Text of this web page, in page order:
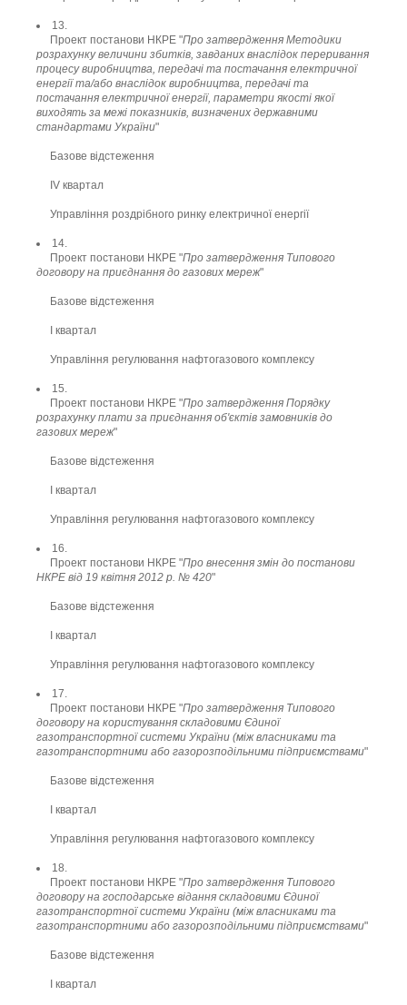
13.
Проект постанови НКРЕ "Про затвердження Методики
розрахунку величини збитків, завданих внаслідок переривання
процесу виробництва, передачі та постачання електричної
енергії та/або внаслідок виробництва, передачі та
постачання електричної енергії, параметри якості якої
виходять за межі показників, визначених державними
стандартами України"
Базове відстеження
ІV квартал
Управління роздрібного ринку електричної енергії
14.
Проект постанови НКРЕ "Про затвердження Типового
договору на приєднання до газових мереж"
Базове відстеження
І квартал
Управління регулювання нафтогазового комплексу
15.
Проект постанови НКРЕ "Про затвердження Порядку
розрахунку плати за приєднання об'єктів замовників до
газових мереж"
Базове відстеження
І квартал
Управління регулювання нафтогазового комплексу
16.
Проект постанови НКРЕ "Про внесення змін до постанови
НКРЕ від 19 квітня 2012 р. № 420"
Базове відстеження
І квартал
Управління регулювання нафтогазового комплексу
17.
Проект постанови НКРЕ "Про затвердження Типового
договору на користування складовими Єдиної
газотранспортної системи України (між власниками та
газотранспортними або газорозподільними підприємствами"
Базове відстеження
І квартал
Управління регулювання нафтогазового комплексу
18.
Проект постанови НКРЕ "Про затвердження Типового
договору на господарське відання складовими Єдиної
газотранспортної системи України (між власниками та
газотранспортними або газорозподільними підприємствами"
Базове відстеження
І квартал